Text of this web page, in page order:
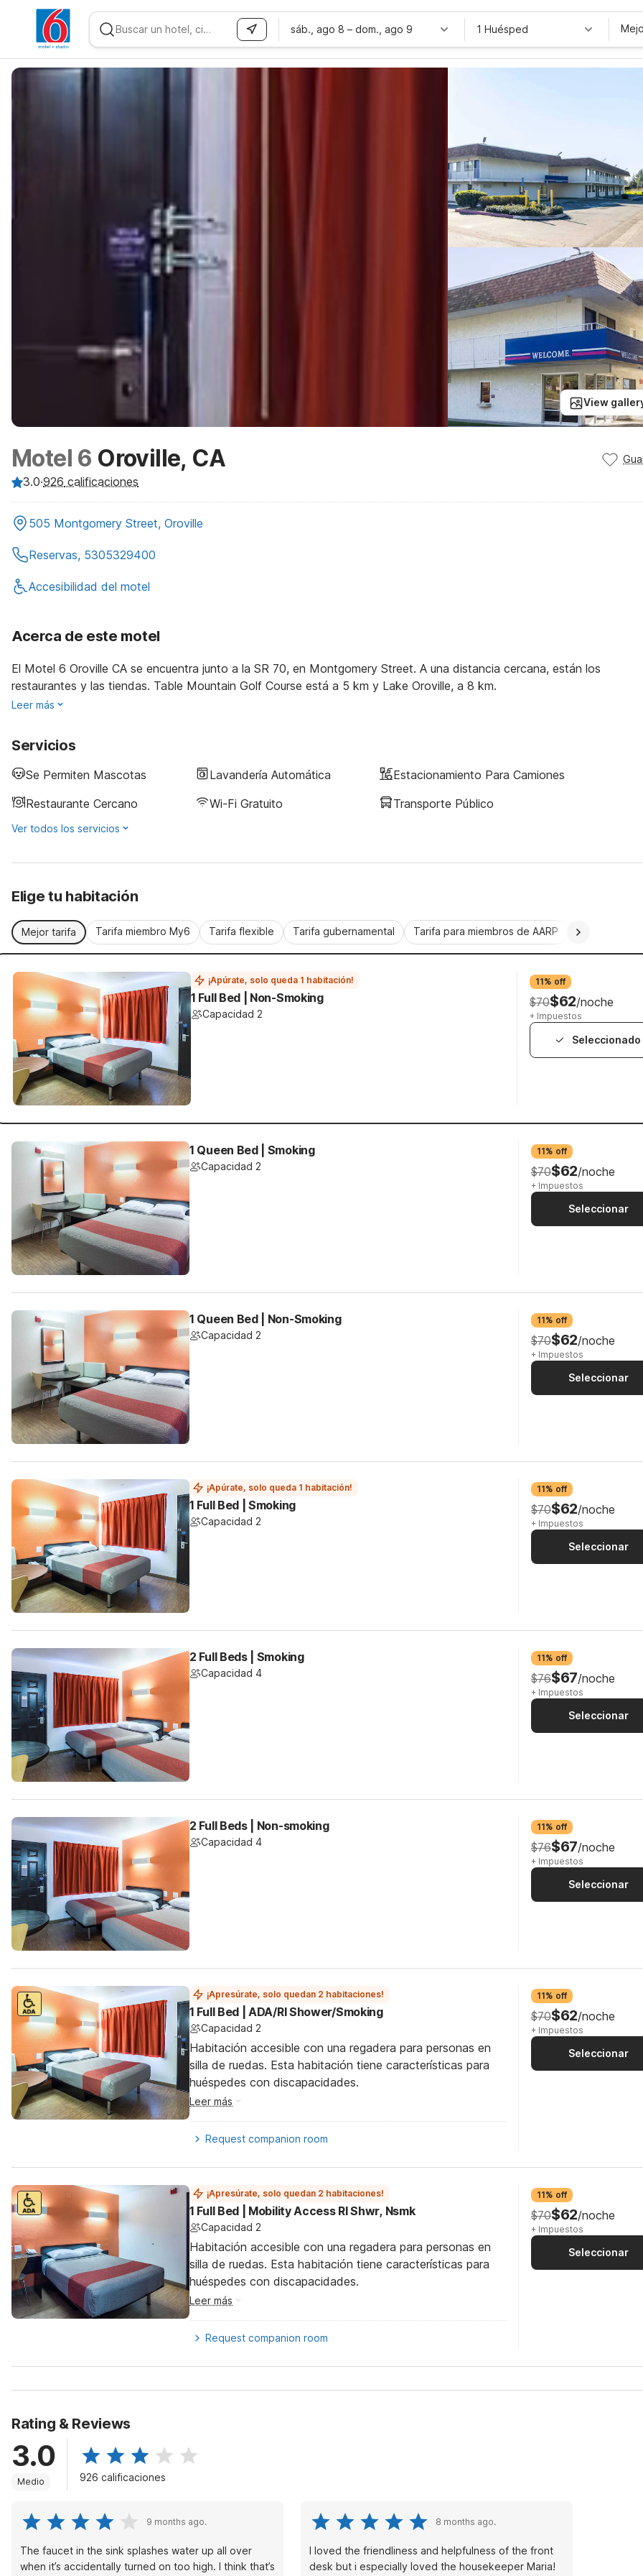
WIZARD MEMBER
sáb., ago 8 – dom., ago 9 1 Huésped
View
Motel 6 Oroville, CA
3.0·926 calificaciones
505 Montgomery Street, Oroville
Reservas, 5305329400
Accesibilidad del motel
Acerca de este motel
El Motel 6 Oroville CA se encuentra junto a la SR 70, en Montgomery Street. A una distancia cercana, están los
restaurantes y las tiendas. Table Mountain Golf Course está a 5 km y Lake Oroville, a 8 km.
Leer más
Servicios
Se Permiten Mascotas Lavandería Automática
Estacionamiento Para Camiones
Restaurante Cercano
Wi-Fi Gratuito Transporte Público
Ver todos los servicios
Elige tu habitación
Mejor tarifa Tarifa miembro My6 Tarifa flexible Tarifa gubernamental Tarifa para miembros de AARP
¡Apúrate, solo queda 1 habitación!
1 Full Bed | Non-Smoking
Capacidad 2
11% off
$70$62/noche
+ Impuestos
Seleccionado
1 Queen Bed | Smoking
Capacidad 2
11% off
$70$62/noche
+ Impuestos
Seleccionar
1 Queen Bed | Non-Smoking
Capacidad 2
11% off
$70$62/noche
+ Impuestos
Seleccionar
¡Apúrate, solo queda 1 habitación!
1 Full Bed | Smoking
Capacidad 2
11% off
$70$62/noche
+ Impuestos
Seleccionar
2 Full Beds | Smoking
Capacidad 4
11% off
$76$67/noche
+ Impuestos
Seleccionar
2 Full Beds | Non-smoking
Capacidad 4
11% off
$76$67/noche
+ Impuestos
Seleccionar
¡Apresúrate, solo quedan 2 habitaciones!
1 Full Bed | ADA/RI Shower/Smoking
Capacidad 2
Habitación accesible con una regadera para personas en
silla de ruedas. Esta habitación tiene características para
huéspedes con discapacidades.
Leer más
Request companion room
11% off
$70$62/noche
+ Impuestos
Seleccionar
¡Apresúrate, solo quedan 2 habitaciones!
1 Full Bed | Mobility Access RI Shwr, Nsmk
Capacidad 2
Habitación accesible con una regadera para personas en
silla de ruedas. Esta habitación tiene características para
huéspedes con discapacidades.
Leer más
Request companion room
11% off
$70$62/noche
+ Impuestos
Seleccionar
Rating & Reviews
3.0
Medio 926 calificaciones
9 months ago.
The faucet in the sink splashes water up all over
when it’s accidentally turned on too high. I think that’s
8 months ago.
I loved the friendliness and helpfulness of the front
desk but i especially loved the housekeeper Maria!